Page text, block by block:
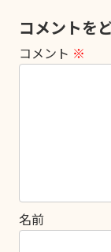
コメントを
コメント ※
名前